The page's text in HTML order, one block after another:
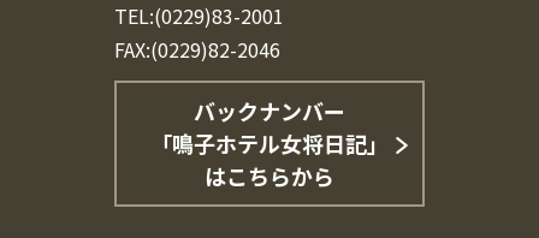
TEL:(0229)83-2001
FAX:(0229)82-2046
バックナンバー
「鳴子ホテル女将日記」
はこちらから